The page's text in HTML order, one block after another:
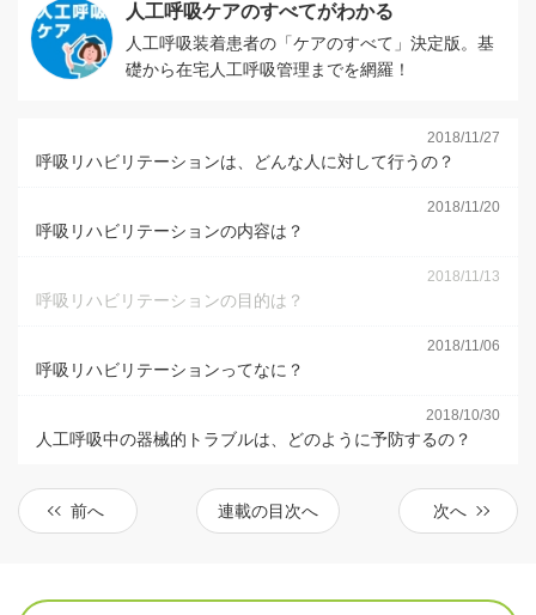
人工呼吸ケアのすべてがわかる
人工呼吸装着患者の「ケアのすべて」決定版。基
礎から在宅人工呼吸管理までを網羅！
2018/11/27
呼吸リハビリテーションは、どんな人に対して行うの？
2018/11/20
呼吸リハビリテーションの内容は？
2018/11/13
呼吸リハビリテーションの目的は？
2018/11/06
呼吸リハビリテーションってなに？
2018/10/30
人工呼吸中の器械的トラブルは、どのように予防するの？
前へ 連載の目次へ 次へ